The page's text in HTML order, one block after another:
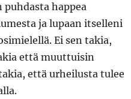
happea
ja lupaan itselleni
Ei sen takia,
että muuttuisin
että urheilusta tulee